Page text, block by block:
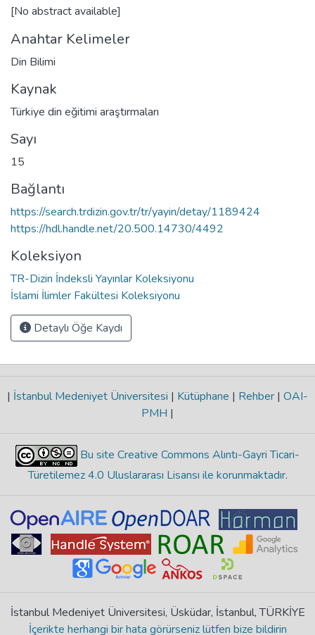
[No abstract available]
Anahtar Kelimeler
Din Bilimi
Kaynak
Türkiye din eğitimi araştırmaları
Sayı
15
Bağlantı
https://search.trdizin.gov.tr/tr/yayin/detay/1189424
https://hdl.handle.net/20.500.14730/4492
Koleksiyon
TR-Dizin İndeksli Yayınlar Koleksiyonu
İslami İlimler Fakültesi Koleksiyonu
Detaylı Öğe Kaydı
| İstanbul Medeniyet Üniversitesi | Kütüphane | Rehber | OAI-
PMH |
Bu site Creative Commons Alıntı-Gayri Ticari-
Türetilemez 4.0 Uluslararası Lisansı ile korunmaktadır.
İstanbul Medeniyet Üniversitesi, Üsküdar, İstanbul, TÜRKİYE
İçerikte herhangi bir hata görürseniz lütfen bize bildirin